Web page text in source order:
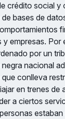
crédito social
bases de
empresas. Por
por un
nacional
que conlleva
en trenes de
a ciertos